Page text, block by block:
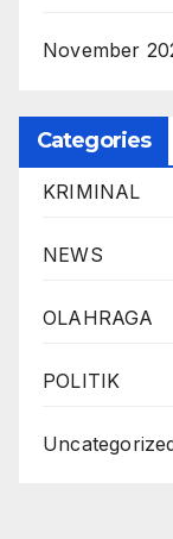
November
Categories
KRIMINAL
NEWS
OLAHRAGA
POLITIK